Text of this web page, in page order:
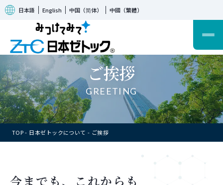
日本語 English 中国（简体） 中國（繁體）
ご挨拶
GREETING
TOP 日本ゼトックについて ご挨拶
今までも、これからも